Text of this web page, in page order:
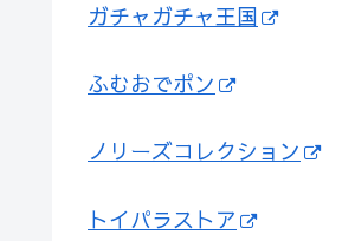
ガチャガチャ王国
ふむおでポン
ノリーズコレクション
トイパラストア